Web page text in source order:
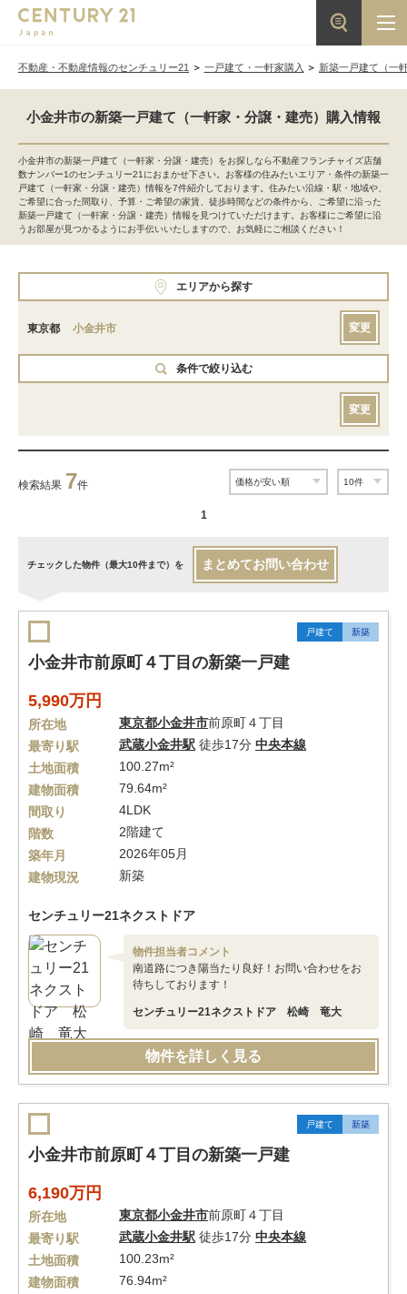
不動産・不動産情報のセンチュリー21 一戸建て・一軒家購入 新築一戸建て（一
小金井市の新築一戸建て（一軒家・分譲・建売）購入情報
小金井市の新築一戸建て（一軒家・分譲・建売）をお探しなら不動産フランチャイズ店舗
数ナンバー1のセンチュリー21におまかせ下さい。お客様の住みたいエリア・条件の新築一
戸建て（一軒家・分譲・建売）情報を7件紹介しております。住みたい沿線・駅・地域や、
ご希望に合った間取り、予算・ご希望の家賃、徒歩時間などの条件から、ご希望に沿った
新築一戸建て（一軒家・分譲・建売）情報を見つけていただけます。お客様にご希望に沿
うお部屋が見つかるようにお手伝いいたしますので、お気軽にご相談ください！
エリアから探す
東京都 小金井市 変更
条件で絞り込む
変更
検索結果 7件
1
チェックした物件（最大10件まで）を まとめてお問い合わせ
戸建て 新築
小金井市前原町４丁目の新築一戸建
5,990万円
所在地 東京都小金井市前原町４丁目
最寄り駅
武蔵小金井駅 徒歩17分 中央本線
土地面積
100.27m²
建物面積
79.64m²
間取り
4LDK
階数
2階建て
築年月
2026年05月
建物現況
新築
センチュリー21ネクストドア
物件担当者コメント
南道路につき陽当たり良好！お問い合わせをお
待ちしております！
センチュリー21ネクストドア 松崎 竜大
物件を詳しく見る
戸建て 新築
小金井市前原町４丁目の新築一戸建
6,190万円
所在地 東京都小金井市前原町４丁目
最寄り駅
武蔵小金井駅 徒歩17分 中央本線
土地面積
100.23m²
建物面積
76.94m²